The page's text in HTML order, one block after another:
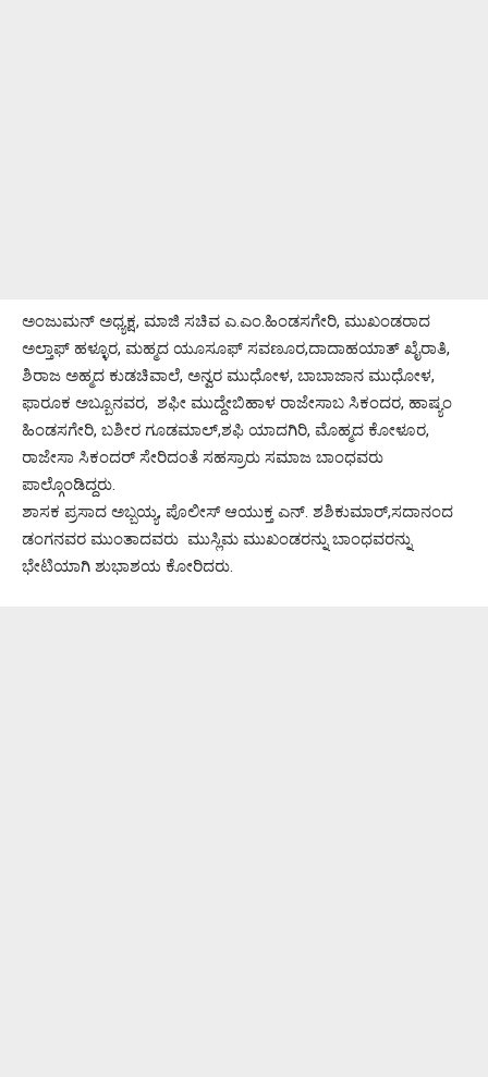
ಅಂಜುಮನ್ ಅಧ್ಯಕ್ಷ, ಮಾಜಿ ಸಚಿವ ಎ.ಎಂ.ಹಿಂಡಸಗೇರಿ, ಮುಖಂಡರಾದ
ಅಲ್ತಾಫ್ ಹಳ್ಳೂರ, ಮಹ್ಮದ ಯೂಸೂಫ್ ಸವಣೂರ,ದಾದಾಹಯಾತ್ ಖೈರಾತಿ,
ಶಿರಾಜ ಅಹ್ಮದ ಕುಡಚಿವಾಲೆ, ಅನ್ವರ ಮುಧೋಳ, ಬಾಬಾಜಾನ ಮುಧೋಳ,
ಫಾರೂಕ ಅಬ್ಬೂನವರ, ಶಫೀ ಮುದ್ದೇಬಿಹಾಳ ರಾಜೇಸಾಬ ಸಿಕಂದರ, ಹಾಷ್ಯಂ
ಹಿಂಡಸಗೇರಿ, ಬಶೀರ ಗೂಡಮಾಲ್,ಶಫಿ ಯಾದಗಿರಿ, ಮೊಹ್ಮದ ಕೋಳೂರ,
ರಾಜೇಸಾ ಸಿಕಂದರ್ ಸೇರಿದಂತೆ ಸಹಸ್ರಾರು ಸಮಾಜ ಬಾಂಧವರು
ಪಾಲ್ಗೊಂಡಿದ್ದರು.
ಶಾಸಕ ಪ್ರಸಾದ ಅಬ್ಬಯ್ಯ, ಪೊಲೀಸ್ ಆಯುಕ್ತ ಎನ್. ಶಶಿಕುಮಾರ್,ಸದಾನಂದ
ಡಂಗನವರ ಮುಂತಾದವರು ಮುಸ್ಲಿಮ ಮುಖಂಡರನ್ನು ಬಾಂಧವರನ್ನು
ಭೇಟಿಯಾಗಿ ಶುಭಾಶಯ ಕೋರಿದರು.